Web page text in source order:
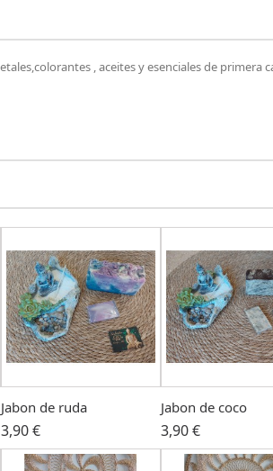
, aceites y esenciales de primera
Jabon de ruda
3,90 €
Jabon de coco
3,90 €